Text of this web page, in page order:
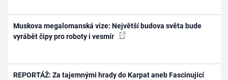
Muskova megalomanská vize: Největší budova světa bude
vyrábět čipy pro roboty i vesmír
REPORTÁŽ: Za tajemnými hrady do Karpat aneb Fascinující